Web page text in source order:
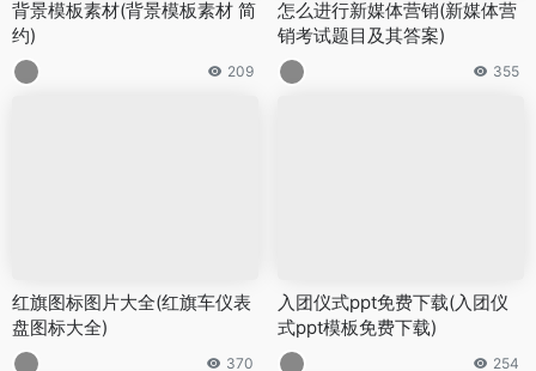
背景模板素材(背景模板素材 简
约)
209
怎么进行新媒体营销(新媒体营
销考试题目及其答案)
355
红旗图标图片大全(红旗车仪表
盘图标大全)
370
入团仪式ppt免费下载(入团仪
式ppt模板免费下载)
254